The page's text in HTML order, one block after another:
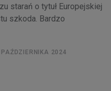
starań o tytuł Europejskiej
szkoda. Bardzo
PAŹDZIERNIKA 2024